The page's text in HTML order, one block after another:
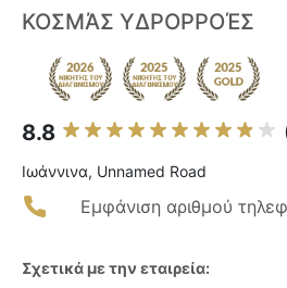
ΚΟΣΜΆΣ ΥΔΡΟΡΡΟΈΣ
8.8
Ιωάννινα, Unnamed Road
Εμφάνιση αριθμού
Σχετικά με την εταιρεία: